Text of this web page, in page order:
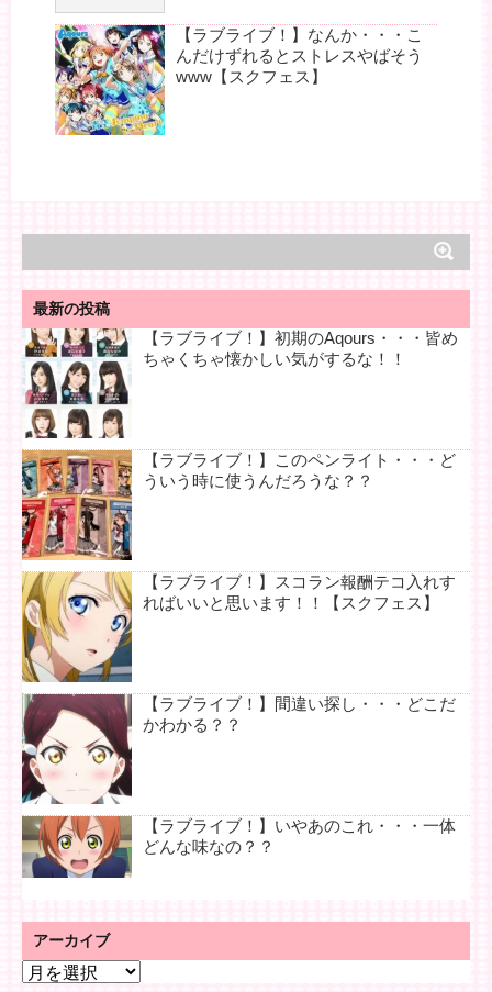
【ラブライブ！】なんか・・・こ
んだけずれるとストレスやばそう
www【スクフェス】
最新の投稿
【ラブライブ！】初期のAqours・・・皆め
ちゃくちゃ懐かしい気がするな！！
【ラブライブ！】このペンライト・・・ど
ういう時に使うんだろうな？？
【ラブライブ！】スコラン報酬テコ入れす
ればいいと思います！！【スクフェス】
【ラブライブ！】間違い探し・・・どこだ
かわかる？？
【ラブライブ！】いやあのこれ・・・一体
どんな味なの？？
アーカイブ
ア